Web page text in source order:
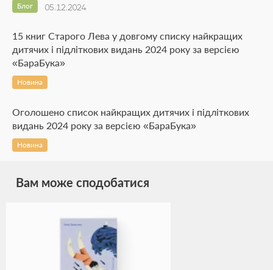
05.12.2024
Блог
15 книг Старого Лева у довгому списку найкращих
дитячих і підліткових видань 2024 року за версією
«БараБука»
Новина
Оголошено список найкращих дитячих і підліткових
видань 2024 року за версією «БараБука»
Новина
Вам може сподобатися